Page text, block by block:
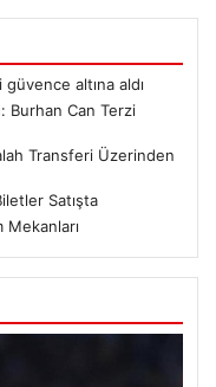
altına aldı
Burhan Can Terzi
Transferi Üzerinden
Satışta